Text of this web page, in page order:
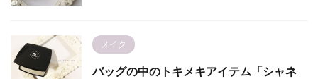
メイク
バッグの中のトキメキアイテム「シャネ